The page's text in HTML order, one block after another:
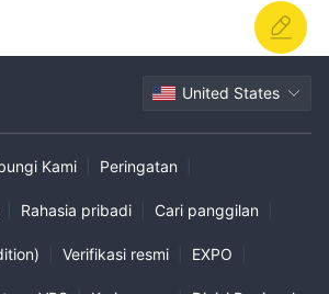
United States
Kami Peringatan
Rahasia pribadi Cari panggilan
Verifikasi resmi EXPO